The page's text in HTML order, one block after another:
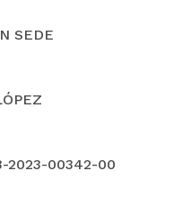
SEDE
2023-00342-00